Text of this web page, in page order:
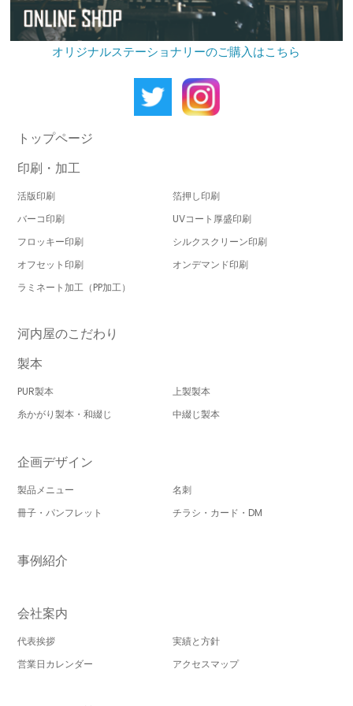
オリジナルステーショナリーのご購入はこちら
トップページ
印刷・加工
活版印刷
箔押し印刷
バーコ印刷
UVコート厚盛印刷
フロッキー印刷
シルクスクリーン印刷
オフセット印刷
オンデマンド印刷
ラミネート加工（PP加工）
河内屋のこだわり
製本
PUR製本
上製製本
糸かがり製本・和綴じ
中綴じ製本
企画デザイン
製品メニュー
名刺
冊子・パンフレット
チラシ・カード・DM
事例紹介
会社案内
代表挨拶
実績と方針
営業日カレンダー
アクセスマップ